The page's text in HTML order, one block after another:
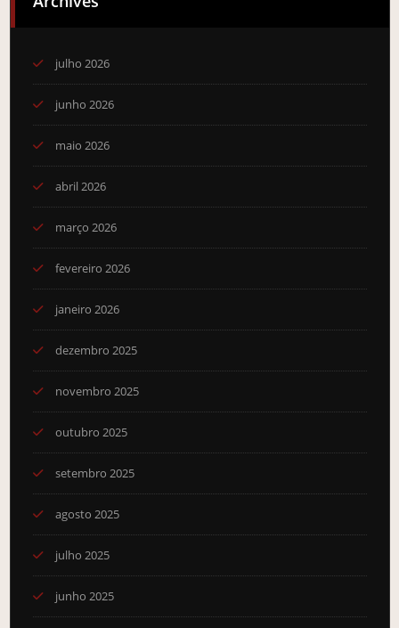
julho 2026
junho 2026
maio 2026
abril 2026
março 2026
fevereiro 2026
janeiro 2026
dezembro 2025
novembro 2025
outubro 2025
setembro 2025
agosto 2025
julho 2025
junho 2025